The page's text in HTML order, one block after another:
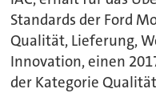
Standards der Ford
Qualität, Lieferung,
Innovation, einen
der Kategorie